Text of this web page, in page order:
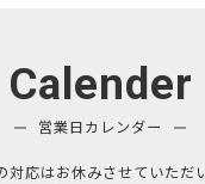
Calender
営業日カレンダー
対応はお休みさせていただ